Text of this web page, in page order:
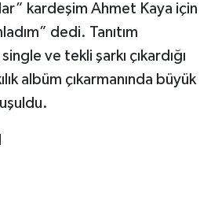
kardeşim Ahmet Kaya için
dedi. Tanıtım
ve tekli şarkı çıkardığı
albüm çıkarmanında büyük